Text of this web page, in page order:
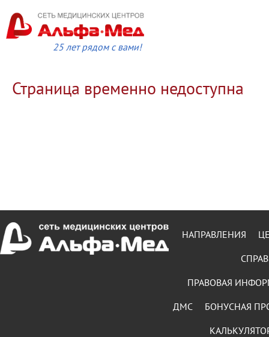
25 лет рядом с вами!
Страница временно недоступна
НАПРАВЛЕНИЯ
ПРАВОВАЯ
БОНУСНАЯ
ДМС